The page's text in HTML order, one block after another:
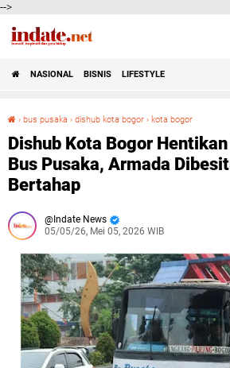
-->
NASIONAL BISNIS LIFESTYLE
› bus pusaka › dishub kota bogor › kota bogor
Dishub Kota Bogor Hentikan
Bus Pusaka, Armada
Bertahap
Indate News
05/05/26, Mei 05, 2026 WIB